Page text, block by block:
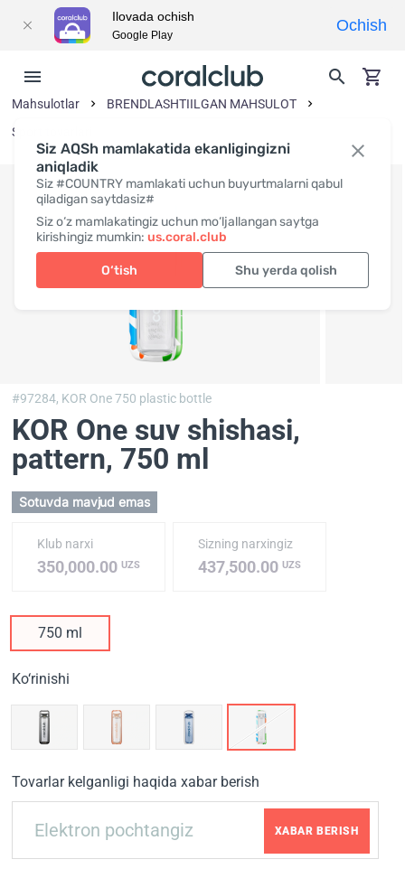
Siz AQSh mamlakatida ekanligingizni
aniqladik
Siz #COUNTRY mamlakati uchun buyurtmalarni qabul
qiladigan saytdasiz#
Siz o‘z mamlakatingiz uchun mo‘ljallangan saytga
kirishingiz mumkin: us.coral.club
O‘tish Shu yerda qolish
Mahsulotlar
BRENDLASHTIILGAN MAHSULOT
Sport tovarlari
#97284, KOR One 750 plastic bottle
KOR One suv shishasi,
pattern, 750 ml
Sotuvda mavjud emas
Klub narxi
350,000.00 UZS
Sizning narxingiz
437,500.00UZS
750 ml
Ko‘rinishi
Tovarlar kelganligi haqida xabar berish
XABAR BERISH
Ilovada ochish
Google Play
Ochish